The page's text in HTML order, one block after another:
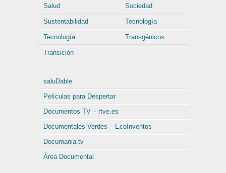
Salud Sociedad
Sustentabilidad Tecnología
Tecnología Transgénicos
Transición
saluDable
Películas para Despertar
Documentos TV – rtve.es
Documentales Verdes – EcoInventos
Documania.tv
Área Documental